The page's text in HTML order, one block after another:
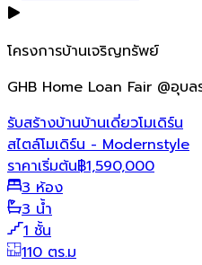
โครงการบ้านเจริญทรัพย์
GHB Home Loan Fair @อุบ
รับสร้างบ้านบ้านเดี่ยวโมเดิร์น
สไตล์โมเดิร์น - Modernstyle
ราคาเริ่มต้น฿1,590,000
3 ห้อง
3 น้ำ
1 ชั้น
110 ตร.ม